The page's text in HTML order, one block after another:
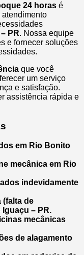
24 horas é
atendimento
PR. Nossa equipe
e fornecer soluções
que você
um serviço
e satisfação.
assistência rápida e
em Rio Bonito
mecânica em Rio
indevidamente
(falta de
– PR.
mecânicas
de alagamento